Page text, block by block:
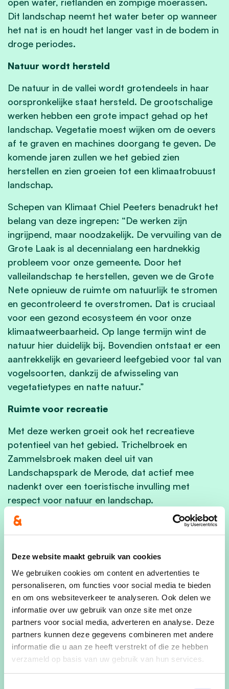
Deze website maakt gebruik van cookies
We gebruiken cookies om content en advertenties te
personaliseren, om functies voor social media te bieden
en om ons websiteverkeer te analyseren. Ook delen we
informatie over uw gebruik van onze site met onze
partners voor social media, adverteren en analyse. Deze
partners kunnen deze gegevens combineren met andere
informatie die u aan ze heeft verstrekt of die ze hebben
verzameld op basis van uw gebruik van hun services.
Dit landschap neemt het water beter op wanneer
het nat is en houdt het langer vast in de bodem in
droge periodes.
Natuur wordt hersteld
De natuur in de vallei wordt grotendeels in haar
oorspronkelijke staat hersteld. De grootschalige
werken hebben een grote impact gehad op het
landschap. Vegetatie moest wijken om de oevers
af te graven en machines doorgang te geven. De
komende jaren zullen we het gebied zien
herstellen en zien groeien tot een klimaatrobuust
landschap.
Schepen van Klimaat Chiel Peeters benadrukt het
belang van deze ingrepen: “De werken zijn
ingrijpend, maar noodzakelijk. De vervuiling van de
Grote Laak is al decennialang een hardnekkig
probleem voor onze gemeente. Door het
valleilandschap te herstellen, geven we de Grote
Nete opnieuw de ruimte om natuurlijk te stromen
en gecontroleerd te overstromen. Dat is cruciaal
voor een gezond ecosysteem én voor onze
klimaatweerbaarheid. Op lange termijn wint de
natuur hier duidelijk bij. Bovendien ontstaat er een
aantrekkelijk en gevarieerd leefgebied voor tal van
vogelsoorten, dankzij de afwisseling van
vegetatietypes en natte natuur.”
Ruimte voor recreatie
Met deze werken groeit ook het recreatieve
potentieel van het gebied. Trichelbroek en
Zammelsbroek maken deel uit van
Landschapspark de Merode, dat actief mee
nadenkt over een toeristische invulling met
respect voor natuur en landschap.
Binnen het Sigmaplan werd in Blaardonk in
Laakdal een opvallende uitkijktoren gebouwd in
panoramisch uitzicht over de vallei en is via een
knuppelpad te bereiken. De locatie sluit aan op
bestaande wandelroutes van Landschapspark de
Merode en de valleiroute van het partnerschap
Grote Nete.
Schepen van Cultuur Gerda Broeckx is bijzonder
enthousiast over deze nieuwe toeristische troef in